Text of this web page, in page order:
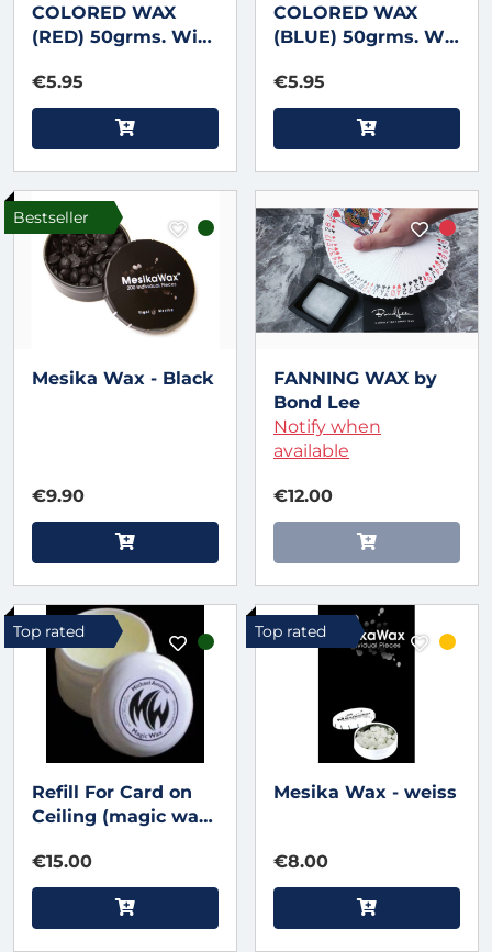
COLORED WAX
(RED) 50grms. Wit
€5.95
COLORED WAX
(BLUE) 50grms. Wit
€5.95
Bestseller
Mesika Wax - Black
€9.90
FANNING WAX by
Bond Lee
Notify when
available
€12.00
Top rated
Refill For Card on
Ceiling (magic wax
€15.00
Top rated
Mesika Wax - weiss
€8.00